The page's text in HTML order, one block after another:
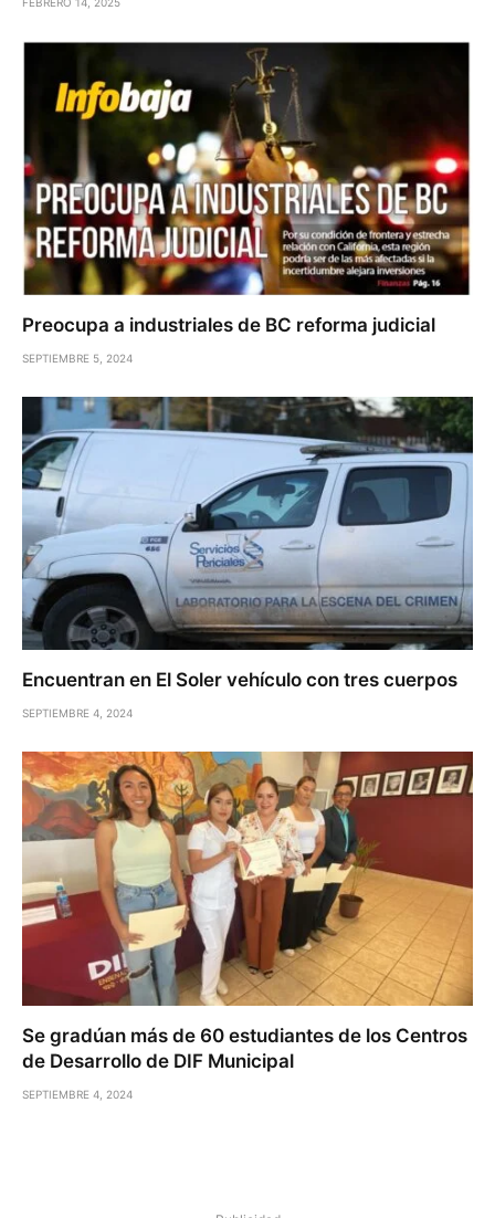
Preocupa a industriales de BC reforma judicial
SEPTIEMBRE 5, 2024
Encuentran en El Soler vehículo con tres cuerpos
SEPTIEMBRE 4, 2024
Se gradúan más de 60 estudiantes de los Centros
de Desarrollo de DIF Municipal
SEPTIEMBRE 4, 2024